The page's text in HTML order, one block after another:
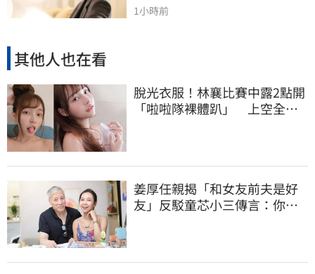
1小時前
其他人也在看
脫光衣服！林襄比賽中露2點開
「啦啦隊裸體趴」 上空全裸
姜厚任親揭「和女友前夫是好
友」反駁童芯小三傳言：你在